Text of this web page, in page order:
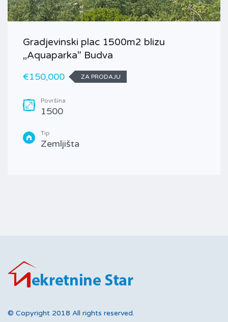
Gradjevinski plac 1500m2 blizu
,,Aquaparka” Budva
€150,000
ZA PRODAJU
Površina
1500
Tip
Zemljišta
© Copyright 2018 All rights reserved.